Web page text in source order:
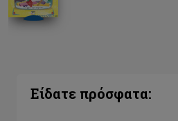
Είδατε πρόσφατα: